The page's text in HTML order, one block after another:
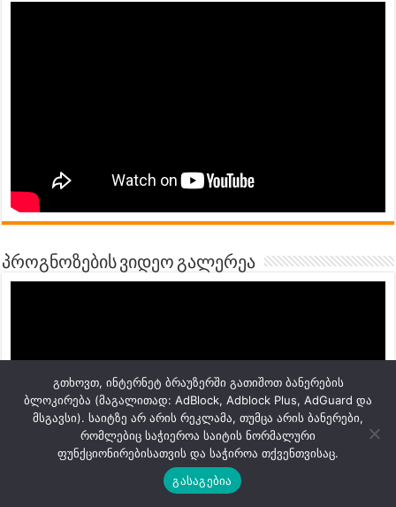
პროგნოზების ვიდეო გალერეა
გთხოვთ, ინტერნეტ ბრაუზერში გათიშოთ ბანერების
ბლოკირება (მაგალითად: AdBlock, Adblock Plus, AdGuard და
მსგავსი). საიტზე არ არის რეკლამა, თუმცა არის ბანერები,
რომლებიც საჭიეროა საიტის ნორმალური
ფუნქციონირებისათვის და საჭიროა თქვენთვისაც.
გასაგებია